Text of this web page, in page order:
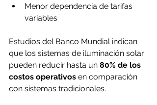
Menor dependencia de tarifas
variables
Estudios del Banco Mundial indican
que los sistemas de iluminación solar
pueden reducir hasta un 80% de los
costos operativos en comparación
con sistemas tradicionales.